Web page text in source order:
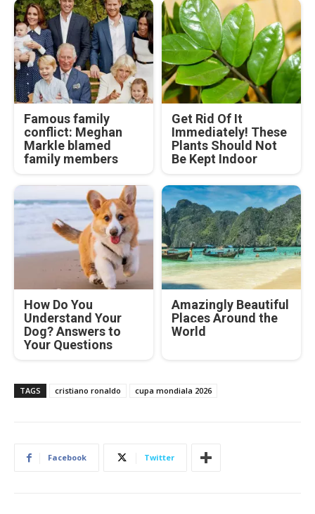
Famous family
conflict: Meghan
Markle blamed
family members
Get Rid Of It
Immediately! These
Plants Should Not
Be Kept Indoor
How Do You
Understand Your
Dog? Answers to
Your Questions
Amazingly Beautiful
Places Around the
World
TAGS cristiano ronaldo cupa mondiala 2026
Facebook Twitter